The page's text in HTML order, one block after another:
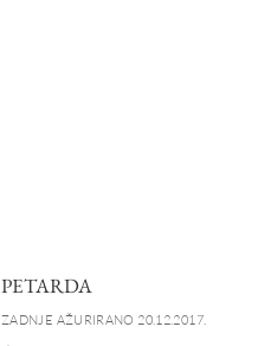
PETARDA
ZADNJE AŽURIRANO 20.12.2017.